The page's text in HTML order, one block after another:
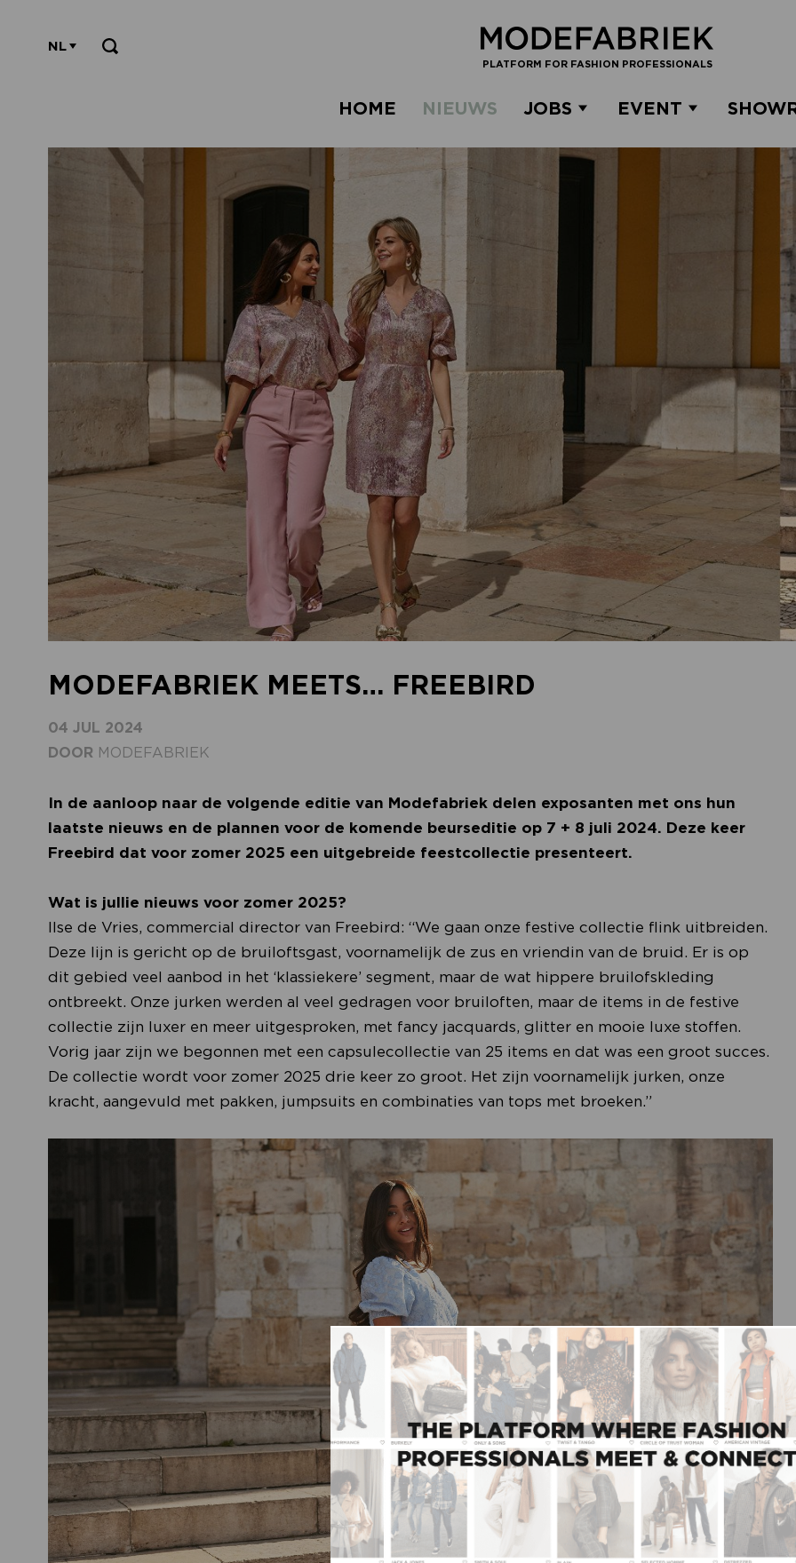
PLATFORM FOR FASHION PROFESSIONALS
NL
HOME NIEUWS JOBS EVENT
MODEFABRIEK MEETS… FREEBIRD
04 JUL 2024
DOOR MODEFABRIEK
In de aanloop naar de volgende editie van Modefabriek delen exposanten met ons hun
laatste nieuws en de plannen voor de komende beurseditie op 7 + 8 juli 2024. Deze keer
Freebird dat voor zomer 2025 een uitgebreide feestcollectie presenteert.
Wat is jullie nieuws voor zomer 2025?
Ilse de Vries, commercial director van Freebird: “We gaan onze festive collectie flink uitbreiden.
Deze lijn is gericht op de bruiloftsgast, voornamelijk de zus en vriendin van de bruid. Er is op
dit gebied veel aanbod in het ‘klassiekere’ segment, maar de wat hippere bruilofskleding
ontbreekt. Onze jurken werden al veel gedragen voor bruiloften, maar de items in de festive
collectie zijn luxer en meer uitgesproken, met fancy jacquards, glitter en mooie luxe stoffen.
Vorig jaar zijn we begonnen met een capsulecollectie van 25 items en dat was een groot succes.
De collectie wordt voor zomer 2025 drie keer zo groot. Het zijn voornamelijk jurken, onze
kracht, aangevuld met pakken, jumpsuits en combinaties van tops met broeken.”